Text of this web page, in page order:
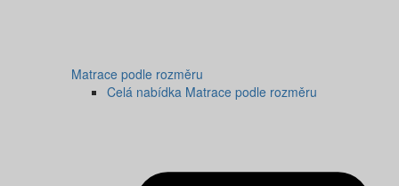
Matrace podle rozměru
Celá nabídka Matrace podle rozměru